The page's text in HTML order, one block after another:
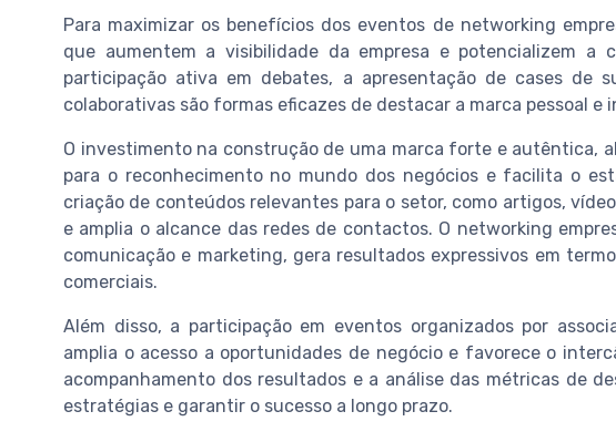
Para maximizar os benefícios dos eventos de networking
que aumentem a visibilidade da empresa e potencializem a
participação ativa em debates, a apresentação de cases de
colaborativas são formas eficazes de destacar a marca pessoal e
O investimento na construção de uma marca forte e autêntica,
para o reconhecimento no mundo dos negócios e facilita o
criação de conteúdos relevantes para o setor, como artigos,
e amplia o alcance das redes de contactos. O networking
comunicação e marketing, gera resultados expressivos em
comerciais.
Além disso, a participação em eventos organizados por
amplia o acesso a oportunidades de negócio e favorece o
acompanhamento dos resultados e a análise das métricas de
estratégias e garantir o sucesso a longo prazo.